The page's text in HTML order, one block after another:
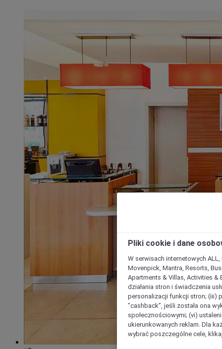
Pliki cookie i dane
W serwisach internetowych
Movenpick, Mantra, Resorts,
Apartments & Villas, Activities &
działania stron i świadczenia
personalizacji funkcji stron; (iii)
"cashback”, jeśli została ona
społecznościowymi; (vi)
ukierunkowanych reklam. Dla
wybrać poszczególne cele,